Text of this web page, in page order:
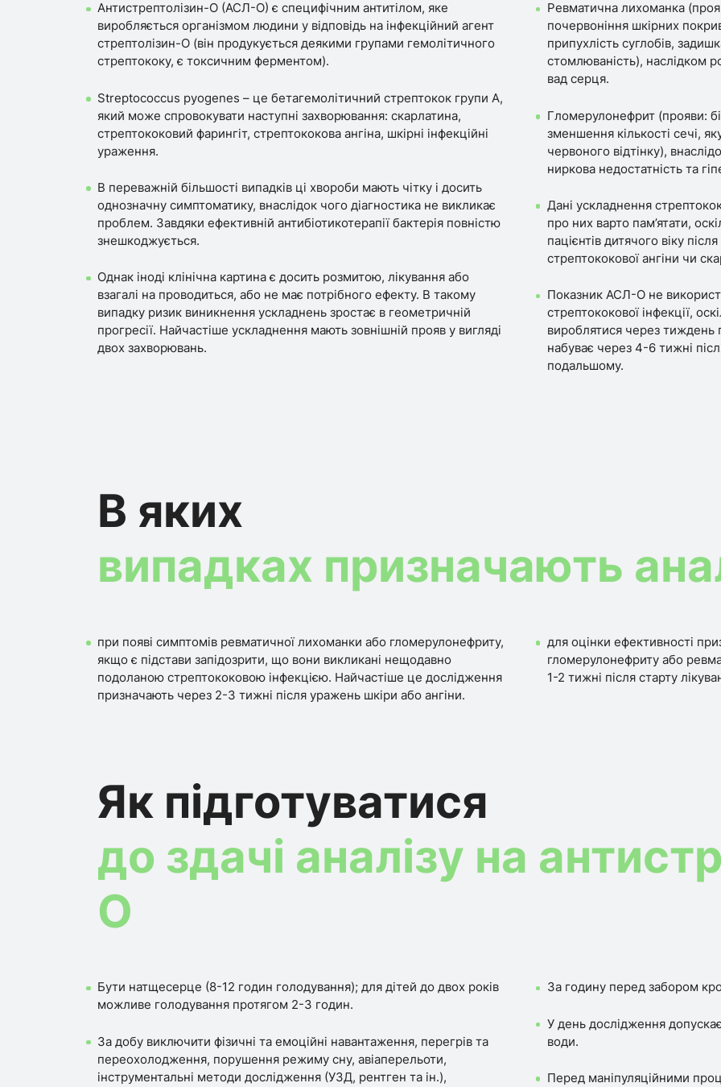
Антистрептолізин-О (АСЛ-О) є специфічним антитілом, яке
виробляється організмом людини у відповідь на інфекційний агент
стрептолізин-О (він продукується деякими групами гемолітичного
стрептококу, є токсичним ферментом).
Streptococcus pyogenes – це бетагемолітичний стрептокок групи А,
який може спровокувати наступні захворювання: скарлатина,
стрептококовий фарингіт, стрептококова ангіна, шкірні інфекційні
ураження.
В переважній більшості випадків ці хвороби мають чітку і досить
однозначну симптоматику, внаслідок чого діагностика не викликає
проблем. Завдяки ефективній антибіотикотерапії бактерія повністю
знешкоджується.
Однак іноді клінічна картина є досить розмитою, лікування або
взагалі на проводиться, або не має потрібного ефекту. В такому
випадку ризик виникнення ускладнень зростає в геометричній
прогресії. Найчастіше ускладнення мають зовнішній прояв у вигляді
двох захворювань.
Ревматична лихоманка
почервоніння шкірних
припухлість суглобів,
стомлюваність), наслідком
вад серця.
Гломерулонефрит (прояви:
зменшення кількості сечі,
червоного відтінку),
ниркова недостатність та
Дані ускладнення
про них варто пам’ятати,
пацієнтів дитячого віку
стрептококової ангіни чи
Показник АСЛ-О не
стрептококової інфекції,
вироблятися через тиждень
набуває через 4-6 тижні
подальшому.
В яких
випадках призначають
при появі симптомів ревматичної лихоманки або гломерулонефриту,
якщо є підстави запідозрити, що вони викликані нещодавно
подоланою стрептококовою інфекцією. Найчастіше це дослідження
призначають через 2-3 тижні після уражень шкіри або ангіни.
для оцінки ефективності
гломерулонефриту або
1-2 тижні після старту
Як підготуватися
до здачі аналізу на
О
Бути натщесерце (8-12 годин голодування); для дітей до двох років
можливе голодування протягом 2-3 годин.
За добу виключити фізичні та емоційні навантаження, перегрів та
переохолодження, порушення режиму сну, авіаперельоти,
інструментальні методи дослідження (УЗД, рентген та ін.),
За годину перед забором
У день дослідження
води.
Перед маніпуляційними